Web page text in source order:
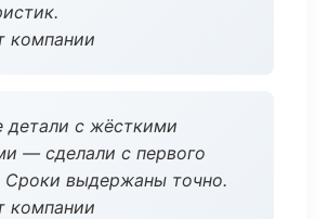
компании
с жёсткими
— сделали с первого
Сроки выдержаны точно.
компании